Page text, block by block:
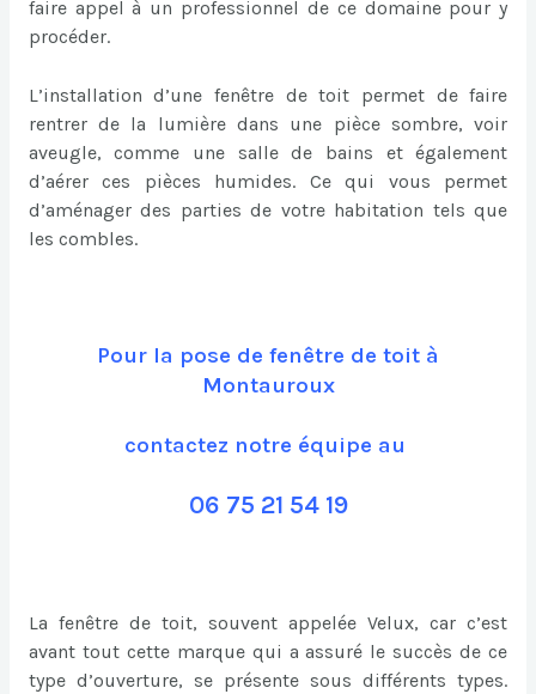
faire appel à un professionnel de ce domaine pour y
procéder.
L’installation d’une fenêtre de toit permet de faire
rentrer de la lumière dans une pièce sombre, voir
aveugle, comme une salle de bains et également
d’aérer ces pièces humides. Ce qui vous permet
d’aménager des parties de votre habitation tels que
les combles.
Pour la pose de fenêtre de toit à
Montauroux
contactez notre équipe au
06 75 21 54 19
La fenêtre de toit, souvent appelée Velux, car c’est
avant tout cette marque qui a assuré le succès de ce
type d’ouverture, se présente sous différents types.